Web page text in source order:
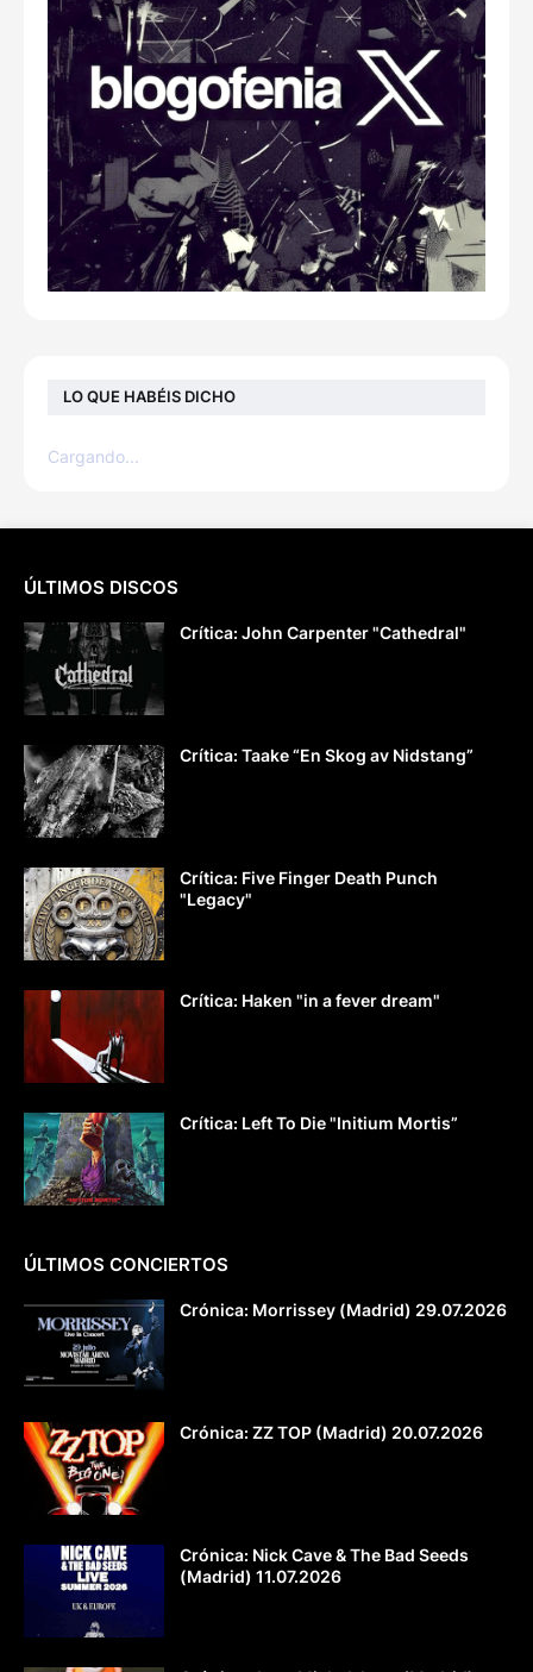
LO QUE HABÉIS DICHO
Cargando...
ÚLTIMOS DISCOS
Crítica: John Carpenter "Cathedral"
Crítica: Taake “En Skog av Nidstang”
Crítica: Five Finger Death Punch
"Legacy"
Crítica: Haken "in a fever dream"
Crítica: Left To Die "Initium Mortis”
ÚLTIMOS CONCIERTOS
Crónica: Morrissey (Madrid) 29.07.2026
Crónica: ZZ TOP (Madrid) 20.07.2026
Crónica: Nick Cave & The Bad Seeds
(Madrid) 11.07.2026